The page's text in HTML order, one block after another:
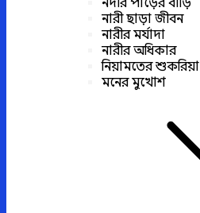
নদীর পাড়ের বাড়ি
নারী ছাড়া জীবন
নারীর মর্যাদা
নারীর অধিকার
নিয়ামতের শুকরিয়া
মনের মুখোশ